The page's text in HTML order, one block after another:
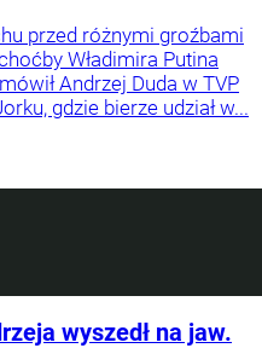
przed różnymi groźbami
Władimira Putina
Andrzej Duda w TVP
gdzie bierze udział w...
wyszedł na jaw.